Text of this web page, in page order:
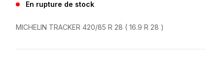
En rupture de stock
MICHELIN TRACKER 420/85 R 28 ( 16.9 R 28 )